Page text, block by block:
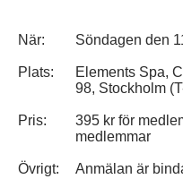
När: Söndagen den
Plats:
Elements Spa,
98, Stockholm
Pris:
395 kr för
medlemmar
Övrigt: Anmälan är